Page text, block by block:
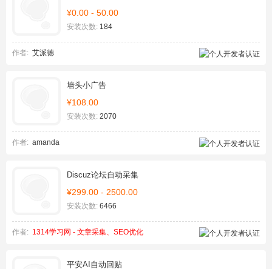
¥0.00 - 50.00
安装次数: 184
作者: 艾派德
墙头小广告
¥108.00
安装次数: 2070
作者: amanda
Discuz论坛自动采集
¥299.00 - 2500.00
安装次数: 6466
作者: 1314学习网 - 文章采集、SEO优化
平安AI自动回贴